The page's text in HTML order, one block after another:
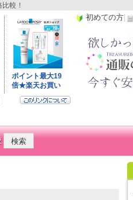
較！
初めての方